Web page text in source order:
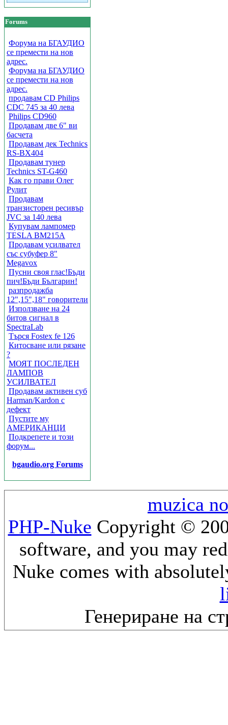
Forums
Форума на БГАУДИО
се премести на нов
адрес.
Форума на БГАУДИО
се премести на нов
адрес.
продавам CD Philips
CDC 745 за 40 лева
Philips CD960
Продавам две 6" ви
басчета
Продавам дек Technics
RS-BX404
Продавам тунер
Technics ST-G460
Как го прави Олег
Рулит
Продавам
транзисторен ресивър
JVC за 140 лева
Купувам лампомер
TESLA BM215A
Продавам усилвател
със субуфер 8"
Megavox
Пусни своя глас!Бъди
пич!Бъди Българин!
разпродажба
12",15",18" говорители
Използване на 24
битов сигнал в
SpectraLab
Търся Fostex fe 126
Китосване или рязане
?
МОЯТ ПОСЛЕДЕН
ЛАМПОВ
УСИЛВАТЕЛ
Продавам активен суб
Harman/Kardon с
дефект
Пустите му
АМЕРИКАНЦИ
Подкрепете и този
форум...
bgaudio.org Forums
muzica
PHP-Nuke Copyright ©
software, and you may
Nuke comes with
Генериране на